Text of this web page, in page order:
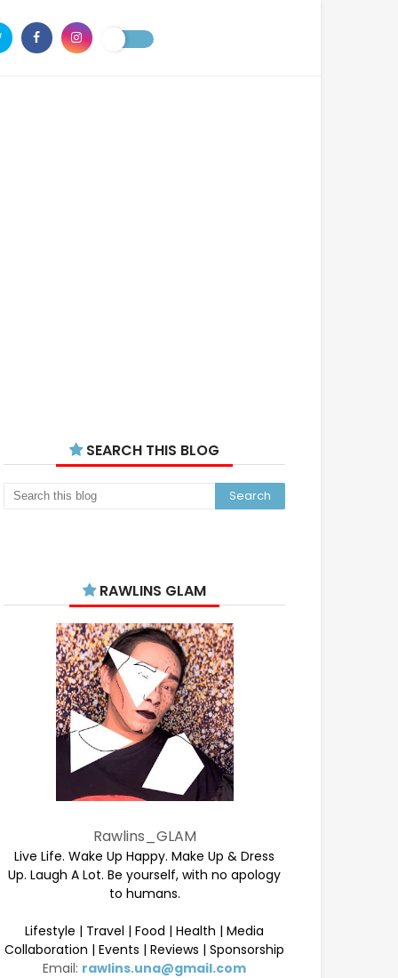
SEARCH THIS BLOG
RAWLINS GLAM
Rawlins_GLAM
Live Life. Wake Up Happy. Make Up & Dress
Up. Laugh A Lot. Be yourself, with no apology
to humans.
Lifestyle | Travel | Food | Health | Media
Collaboration | Events | Reviews | Sponsorship
Email: rawlins.una@gmail.com